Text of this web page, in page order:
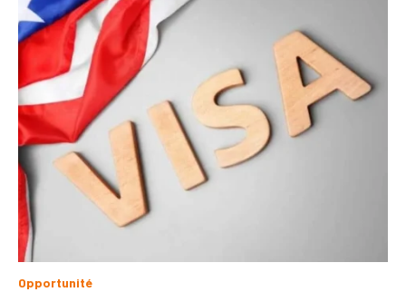
Opportunité